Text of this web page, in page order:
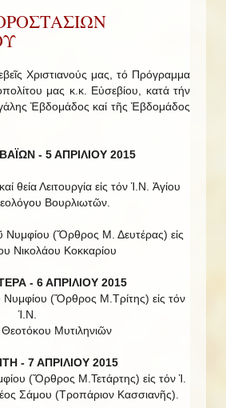
Χριστιανούς μας, τό Πρόγραμμα
μας κ.κ. Εὐσεβίου, κατά τήν
Ἑβδομάδος καί τῆς Ἑβδομάδος
- 5 ΑΠΡΙΛΙΟΥ 2015
θεία Λειτουργία εἰς τόν Ἱ.Ν. Ἁγίου
Βουρλιωτῶν.
Νυμφίου (Ὄρθρος Μ. Δευτέρας) εἰς
Νικολάου Κοκκαρίου
- 6 ΑΠΡΙΛΙΟΥ 2015
Νυμφίου (Ὄρθρος Μ.Τρίτης) εἰς τόν
Ἱ.Ν.
Μυτιληνιῶν
- 7 ΑΠΡΙΛΙΟΥ 2015
(Ὄρθρος Μ.Τετάρτης) εἰς τόν Ἱ.
Σάμου (Τροπάριον Κασσιανῆς).